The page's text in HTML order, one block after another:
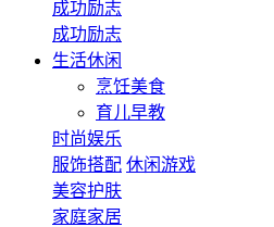
成功励志
成功励志
生活休闲
烹饪美食
育儿早教
时尚娱乐
服饰搭配 休闲游戏
美容护肤
家庭家居